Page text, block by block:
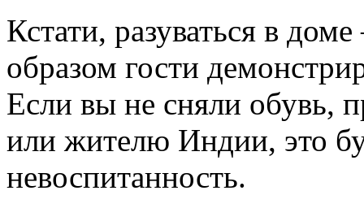
Кстати, разуваться в
образом гости
Если вы не сняли обувь,
или жителю Индии, это
невоспитанность.